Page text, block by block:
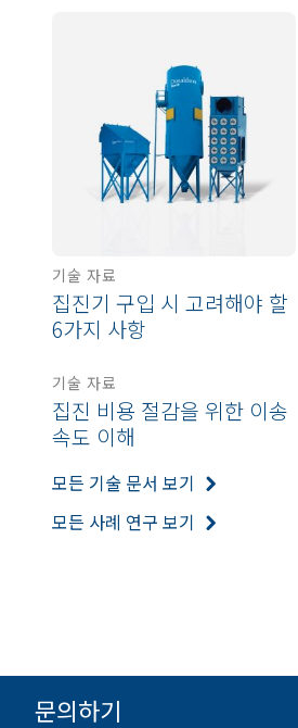
기술 자료
집진기 구입 시 고려해야 할
6가지 사항
기술 자료
집진 비용 절감을 위한 이송
속도 이해
모든 기술 문서 보기
모든 사례 연구 보기
문의하기